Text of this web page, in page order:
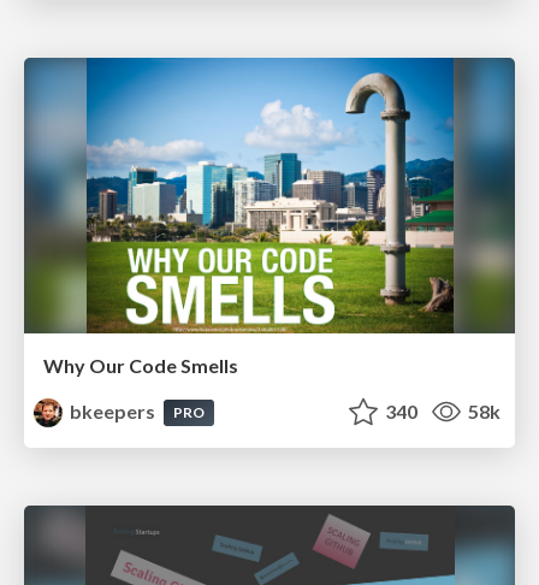
Why Our Code Smells
bkeepers
PRO 340 58k